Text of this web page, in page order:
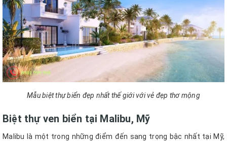
Mẫu biệt thự biển đẹp nhất thế giới với vẻ đẹp thơ mộng
Biệt thự ven biển tại Malibu, Mỹ
Malibu là một trong những điểm đến sang trọng bậc nhất tại Mỹ,